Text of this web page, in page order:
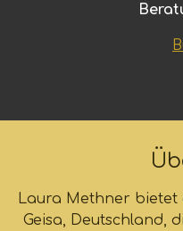
Laura Methner bietet
Geisa, Deutschland,